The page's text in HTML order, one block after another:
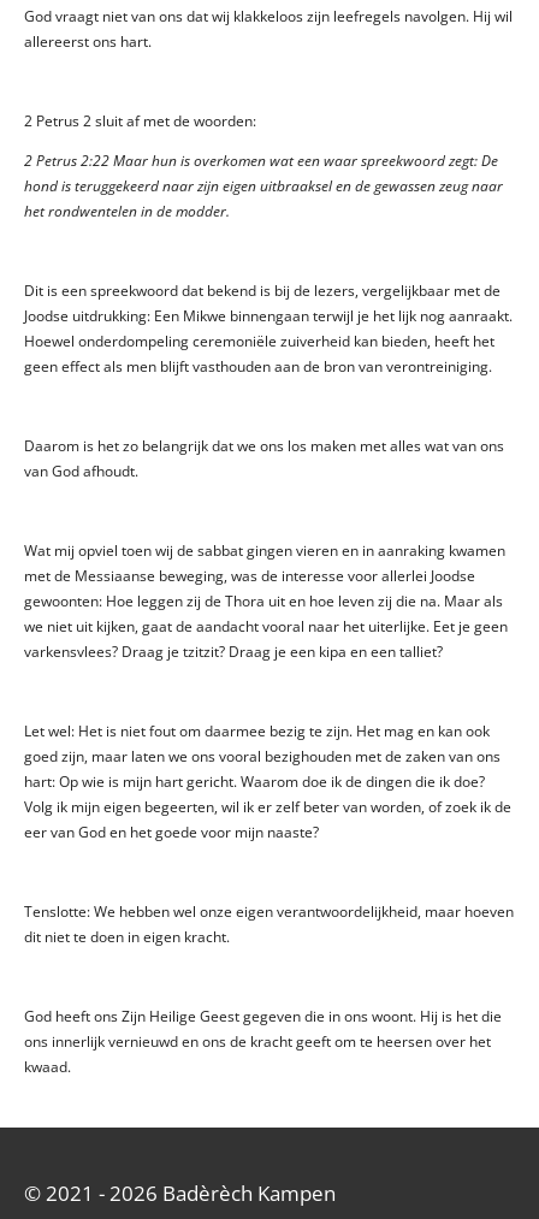
God vraagt niet van ons dat wij klakkeloos zijn leefregels navolgen. Hij wil
allereerst ons hart.
2 Petrus 2 sluit af met de woorden:
2 Petrus 2:22 Maar hun is overkomen wat een waar spreekwoord zegt: De
hond is teruggekeerd naar zijn eigen uitbraaksel en de gewassen zeug naar
het rondwentelen in de modder.
Dit is een spreekwoord dat bekend is bij de lezers, vergelijkbaar met de
Joodse uitdrukking: Een Mikwe binnengaan terwijl je het lijk nog aanraakt.
Hoewel onderdompeling ceremoniële zuiverheid kan bieden, heeft het
geen effect als men blijft vasthouden aan de bron van verontreiniging.
Daarom is het zo belangrijk dat we ons los maken met alles wat van ons
van God afhoudt.
Wat mij opviel toen wij de sabbat gingen vieren en in aanraking kwamen
met de Messiaanse beweging, was de interesse voor allerlei Joodse
gewoonten: Hoe leggen zij de Thora uit en hoe leven zij die na. Maar als
we niet uit kijken, gaat de aandacht vooral naar het uiterlijke. Eet je geen
varkensvlees? Draag je tzitzit? Draag je een kipa en een talliet?
Let wel: Het is niet fout om daarmee bezig te zijn. Het mag en kan ook
goed zijn, maar laten we ons vooral bezighouden met de zaken van ons
hart: Op wie is mijn hart gericht. Waarom doe ik de dingen die ik doe?
Volg ik mijn eigen begeerten, wil ik er zelf beter van worden, of zoek ik de
eer van God en het goede voor mijn naaste?
Tenslotte: We hebben wel onze eigen verantwoordelijkheid, maar hoeven
dit niet te doen in eigen kracht.
God heeft ons Zijn Heilige Geest gegeven die in ons woont. Hij is het die
ons innerlijk vernieuwd en ons de kracht geeft om te heersen over het
kwaad.
© 2021 - 2026 Badèrèch Kampen